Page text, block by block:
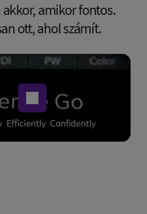
amikor fontos.
ott, ahol számít.